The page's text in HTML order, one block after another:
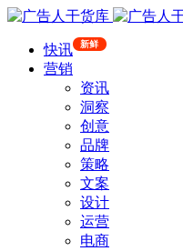
快讯 新鲜
营销
资讯
洞察
创意
品牌
策略
文案
设计
运营
电商